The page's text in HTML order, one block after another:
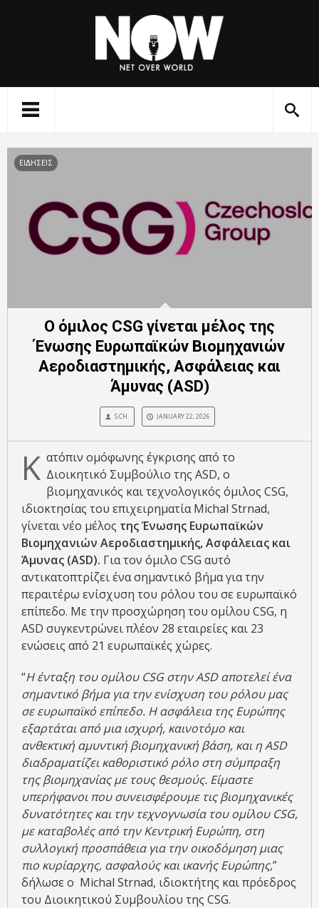
ΕΙΔΗΣΕΙΣ
Ο όμιλος CSG γίνεται μέλος της
Ένωσης Ευρωπαϊκών Βιομηχανιών
Αεροδιαστημικής, Ασφάλειας και
Άμυνας (ASD)
S.CH. JANUARY 22, 2026
Κ ατόπιν ομόφωνης έγκρισης από το
Διοικητικό Συμβούλιο της ASD, ο
βιομηχανικός και τεχνολογικός όμιλος CSG,
ιδιοκτησίας του επιχειρηματία Michal Strnad,
γίνεται νέο μέλος της Ένωσης Ευρωπαϊκών
Βιομηχανιών Αεροδιαστημικής, Ασφάλειας και
Άμυνας (ASD). Για τον όμιλο CSG αυτό
αντικατοπτρίζει ένα σημαντικό βήμα για την
περαιτέρω ενίσχυση του ρόλου του σε ευρωπαϊκό
επίπεδο. Με την προσχώρηση του ομίλου CSG, η
ASD συγκεντρώνει πλέον 28 εταιρείες και 23
ενώσεις από 21 ευρωπαϊκές χώρες.
“Η ένταξη του ομίλουCSG στην ASD αποτελεί ένα
σημαντικό βήμα για την ενίσχυση του ρόλου μας
σε ευρωπαϊκό επίπεδο. Η ασφάλεια της Ευρώπης
εξαρτάται από μια ισχυρή, καινοτόμο και
ανθεκτική αμυντική βιομηχανική βάση, και η ASD
διαδραματίζει καθοριστικό ρόλο στη σύμπραξη
της βιομηχανίας με τους θεσμούς. Είμαστε
υπερήφανοι που συνεισφέρουμε τις βιομηχανικές
δυνατότητες και την τεχνογνωσία του ομίλουCSG,
με καταβολές από τηνΚεντρική Ευρώπη, στη
συλλογική προσπάθεια για την οικοδόμηση μιας
πιο κυρίαρχης, ασφαλούς και ικανής Ευρώπης,”
δήλωσε ο Michal Strnad, ιδιοκτήτης και πρόεδρος
του Διοικητικού Συμβουλίου της CSG.